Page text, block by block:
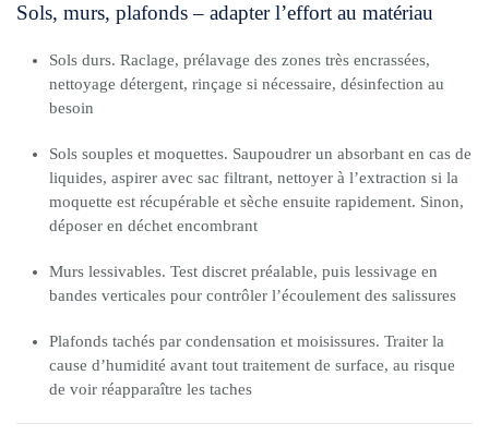
Sols, murs, plafonds – adapter l’effort au matériau
Sols durs. Raclage, prélavage des zones très encrassées,
nettoyage détergent, rinçage si nécessaire, désinfection au
besoin
Sols souples et moquettes. Saupoudrer un absorbant en cas de
liquides, aspirer avec sac filtrant, nettoyer à l’extraction si la
moquette est récupérable et sèche ensuite rapidement. Sinon,
déposer en déchet encombrant
Murs lessivables. Test discret préalable, puis lessivage en
bandes verticales pour contrôler l’écoulement des salissures
Plafonds tachés par condensation et moisissures. Traiter la
cause d’humidité avant tout traitement de surface, au risque
de voir réapparaître les taches